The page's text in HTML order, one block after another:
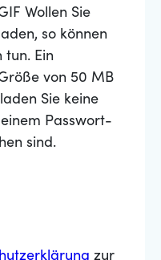
Wollen Sie
so können
tun. Ein
von 50 MB
Sie keine
Passwort-
sind.
zur